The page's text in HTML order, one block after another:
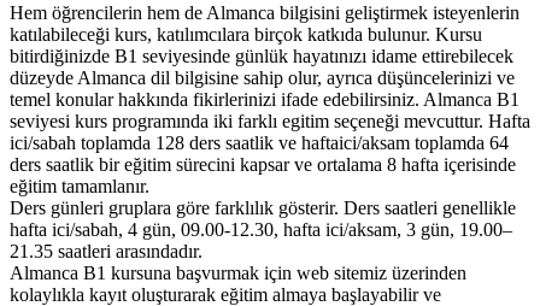
Hem öğrencilerin hem de Almanca bilgisini geliştirmek isteyenlerin
katılabileceği kurs, katılımcılara birçok katkıda bulunur. Kursu
bitirdiğinizde B1 seviyesinde günlük hayatınızı idame ettirebilecek
düzeyde Almanca dil bilgisine sahip olur, ayrıca düşüncelerinizi ve
temel konular hakkında fikirlerinizi ifade edebilirsiniz. Almanca B1
seviyesi kurs programında iki farklı egitim seçeneği mevcuttur. Hafta
ici/sabah toplamda 128 ders saatlik ve haftaici/aksam toplamda 64
ders saatlik bir eğitim sürecini kapsar ve ortalama 8 hafta içerisinde
eğitim tamamlanır.
Ders günleri gruplara göre farklılık gösterir. Ders saatleri genellikle
hafta ici/sabah, 4 gün, 09.00-12.30, hafta ici/aksam, 3 gün, 19.00–
21.35 saatleri arasındadır.
Almanca B1 kursuna başvurmak için web sitemiz üzerinden
kolaylıkla kayıt oluşturarak eğitim almaya başlayabilir ve